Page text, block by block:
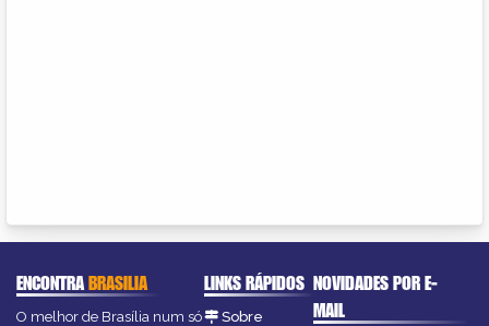
ENCONTRABRASILIA
O melhor de Brasília num só
LINKS RÁPIDOS
Sobre
NOVIDADES POR E-
MAIL